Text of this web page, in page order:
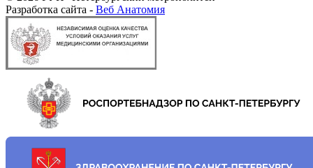
Разработка сайта - Веб Анатомия